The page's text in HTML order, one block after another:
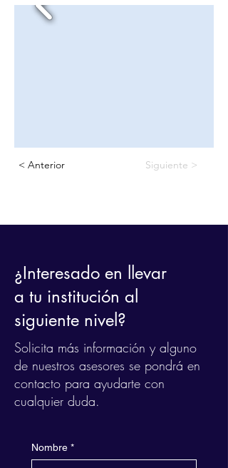
< Anterior Siguiente >
¿Interesado en llevar
a tu institución al
siguiente nivel?
Solicita más información y alguno
de nuestros asesores se pondrá en
contacto para ayudarte con
cualquier duda.
Nombre *